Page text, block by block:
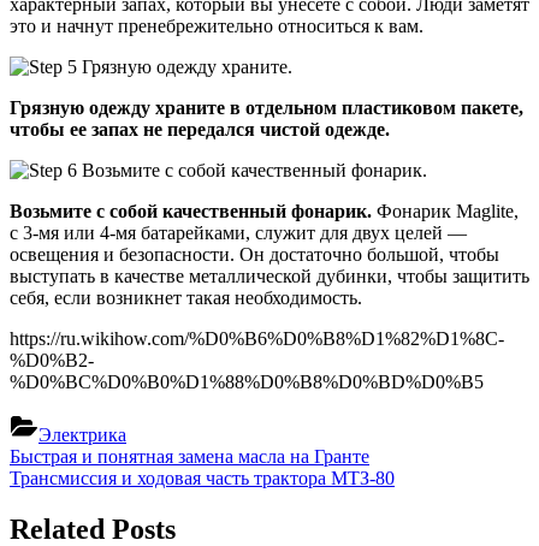
характерный запах, который вы унесете с собой. Люди заметят
это и начнут пренебрежительно относиться к вам.
Грязную одежду храните в отдельном пластиковом пакете,
чтобы ее запах не передался чистой одежде.
Возьмите с собой качественный фонарик. Фонарик Maglite,
с 3-мя или 4-мя батарейками, служит для двух целей —
освещения и безопасности. Он достаточно большой, чтобы
выступать в качестве металлической дубинки, чтобы защитить
себя, если возникнет такая необходимость.
https://ru.wikihow.com/%D0%B6%D0%B8%D1%82%D1%8C-
%D0%B2-
%D0%BC%D0%B0%D1%88%D0%B8%D0%BD%D0%B5
Электрика
Навигация
по
записям
Previous
Post:
Быстрая и понятная замена масла на Гранте
Next
Трансмиссия и ходовая часть трактора МТЗ-80
Related Posts